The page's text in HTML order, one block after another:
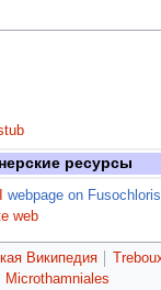
ресурсы
webpage on Fusochloris
web
Википедия
Microthamniales